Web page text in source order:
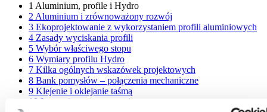
1 Aluminium, profile i Hydro
2 Aluminium i zrównoważony rozwój
3 Ekoprojektowanie z wykorzystaniem profili aluminiowych
4 Zasady wyciskania profili
5 Wybór właściwego stopu
6 Wymiary profilu Hydro
7 Kilka ogólnych wskazówek projektowych
8 Bank pomysłów – połączenia mechaniczne
9 Klejenie i oklejanie taśmą
10 Łączenie przez spawanie